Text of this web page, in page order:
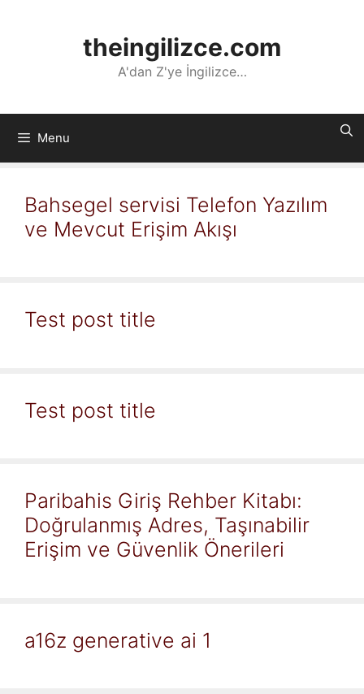
theingilizce.com
A'dan Z'ye İngilizce…
Menu
Bahsegel servisi Telefon Yazılım
ve Mevcut Erişim Akışı
Test post title
Test post title
Paribahis Giriş Rehber Kitabı:
Doğrulanmış Adres, Taşınabilir
Erişim ve Güvenlik Önerileri
a16z generative ai 1